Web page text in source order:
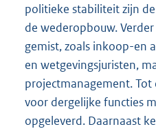
politieke stabiliteit zijn
de wederopbouw.
gemist, zoals inkoop-en
en wetgevingsjuristen,
projectmanagement.
voor dergelijke functies
opgeleverd. Daarnaast